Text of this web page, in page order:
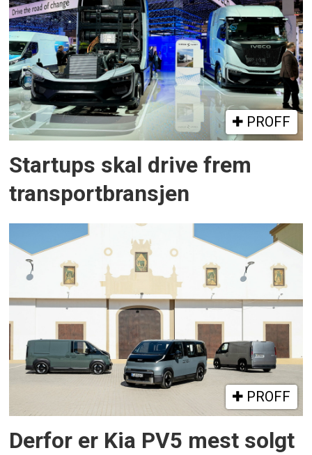
PROFF
Startups skal drive frem
transportbransjen
PROFF
Derfor er Kia PV5 mest solgt